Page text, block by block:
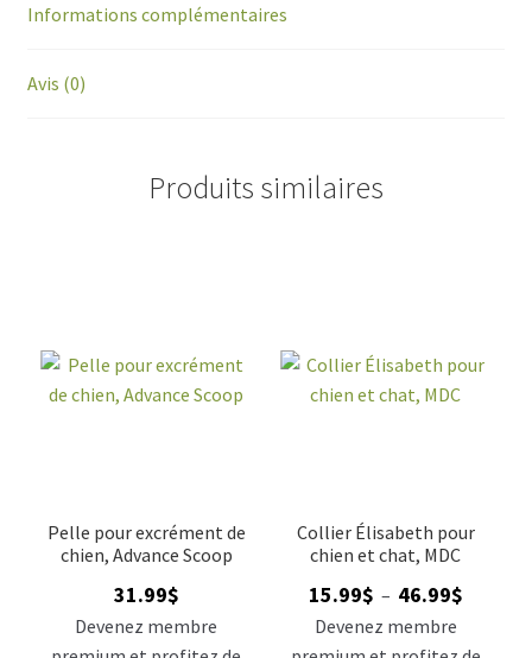
Informations complémentaires
Avis (0)
Produits similaires
Pelle pour excrément de
chien, Advance Scoop
31.99$
Devenez membre
Collier Élisabeth pour
chien et chat, MDC
15.99$ – 46.99$Plage
prix :
Devenez membre